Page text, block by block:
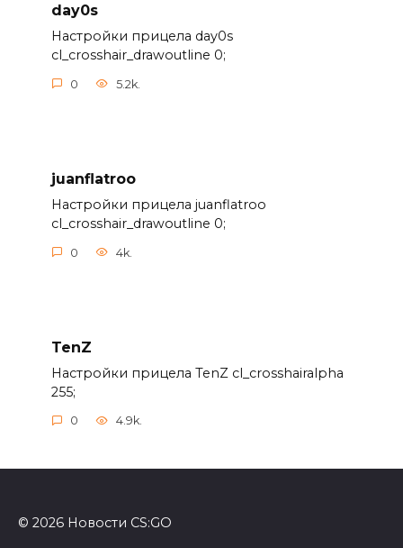
day0s
Настройки прицела day0s
cl_crosshair_drawoutline 0;
0 5.2k.
juanflatroo
Настройки прицела juanflatroo
cl_crosshair_drawoutline 0;
0 4k.
TenZ
Настройки прицела TenZ cl_crosshairalpha
255;
0 4.9k.
© 2026 Новости CS:GO